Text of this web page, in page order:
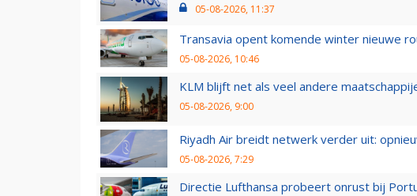
05-08-2026, 11:37
Transavia opent komende winter nieuwe
05-08-2026, 10:46
KLM blijft net als veel andere
05-08-2026, 9:00
Riyadh Air breidt netwerk verder uit:
05-08-2026, 7:29
Directie Lufthansa probeert onrust bij